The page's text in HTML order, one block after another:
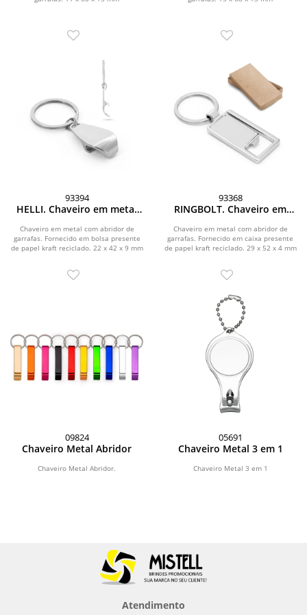
93394
HELLI. Chaveiro em metal
Chaveiro em metal com abridor de
garrafas. Fornecido em bolsa presente
de papel kraft reciclado. 22 x 42 x 9 mm
93368
RINGBOLT. Chaveiro em
garrafas
Chaveiro em metal com abridor de
garrafas. Fornecido em caixa presente
de papel kraft reciclado. 29 x 52 x 4 mm
09824
Chaveiro Metal Abridor
Chaveiro Metal Abridor.
05691
Chaveiro Metal 3 em 1
Chaveiro Metal 3 em 1
Atendimento